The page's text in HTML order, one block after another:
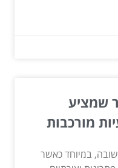
שמציע
מורכבות
במיוחד כאשר